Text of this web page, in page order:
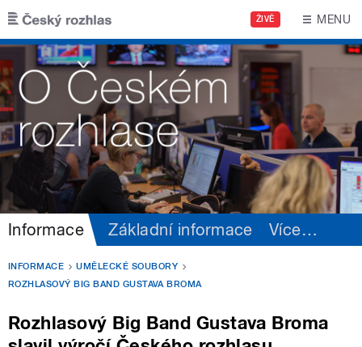
Přejít k hlavnímu obsahu
ŽIVĚ MENU
Informace Základní informace Více…
INFORMACE
UMĚLECKÉ SOUBORY
ROZHLASOVÝ BIG BAND GUSTAVA BROMA
Rozhlasový Big Band Gustava Broma